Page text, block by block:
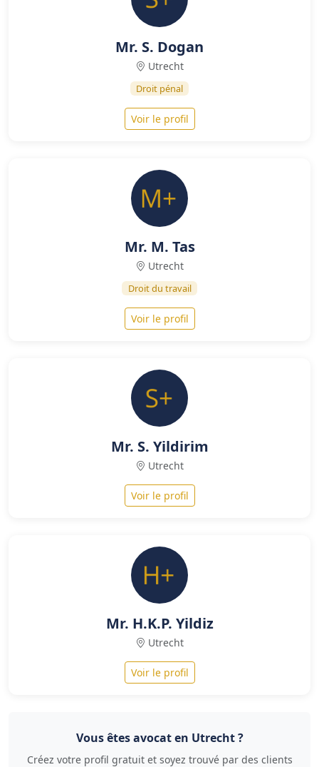
Mr. S. Dogan
Utrecht
Droit pénal
Voir le profil
Mr. M. Tas
Utrecht
Droit du travail
Voir le profil
Mr. S. Yildirim
Utrecht
Voir le profil
Mr. H.K.P. Yildiz
Utrecht
Voir le profil
Vous êtes avocat en Utrecht ?
Créez votre profil gratuit et soyez trouvé par des clients